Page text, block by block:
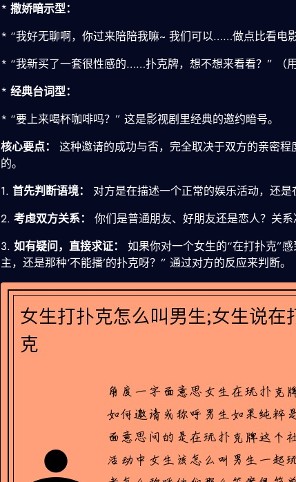
* 撒娇暗示型：
* “我好无聊啊，你过来陪陪我嘛~ 我们可以……做点比看电
* “我新买了一套很性感的……扑克牌，想不想来看看？” （用
* 经典台词型：
* “要上来喝杯咖啡吗？” 这是影视剧里经典的邀约暗号。
核心要点：
这种邀请的成功与否，完全取决于双方的亲密
的。
1. 首先判断语境：
对方是在描述一个正常的娱乐活动，还是
2. 考虑双方关系：
你们是普通朋友、好朋友还是恋人？关系
3. 如有疑问，直接求证：
如果你对一个女生的“在打扑克”
主，还是那种‘不能播’的扑克呀？” 通过对方的反应来判断。